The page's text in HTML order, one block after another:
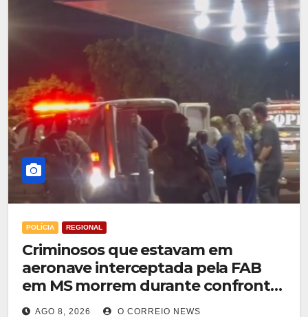
POLÍCIA REGIONAL
Criminosos que estavam em
aeronave interceptada pela FAB
em MS morrem durante confronto
com o Bope
AGO 8, 2026 O CORREIO NEWS